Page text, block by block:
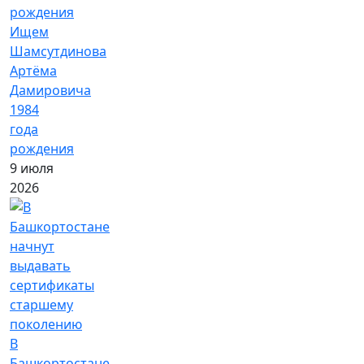
Ищем
Шамсутдинова
Артёма
Дамировича
1984
года
рождения
9 июля
2026
В